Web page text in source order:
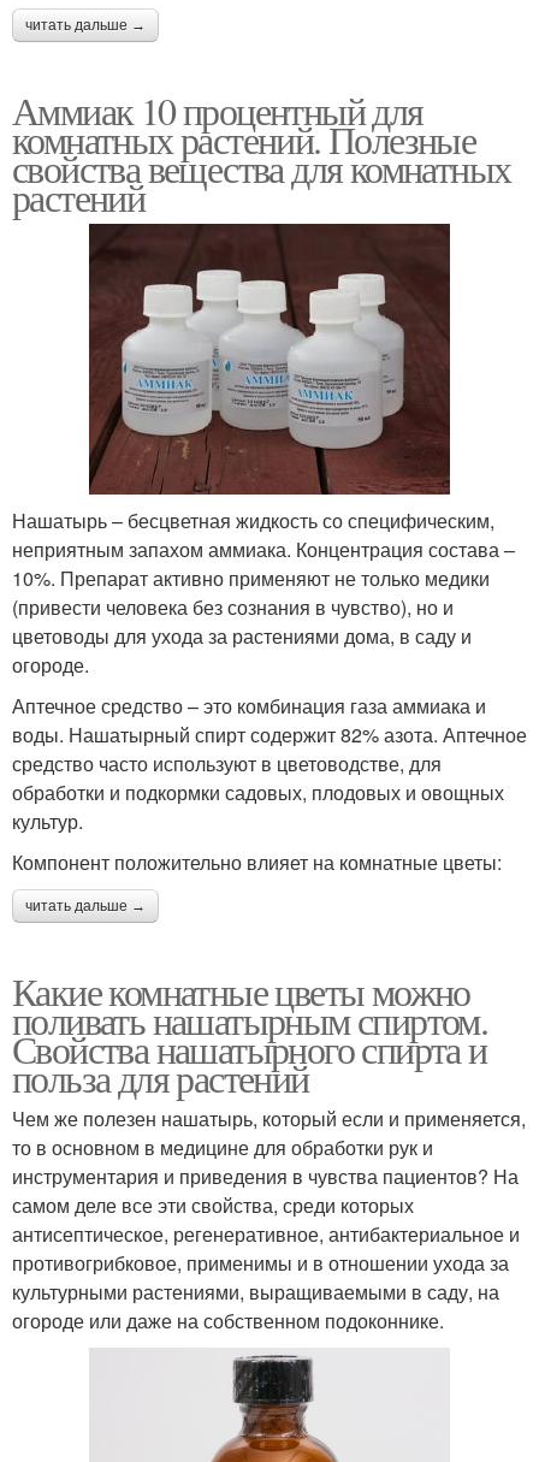
читать дальше →
Аммиак 10 процентный для
комнатных растений. Полезные
свойства вещества для комнатных
растений
Нашатырь – бесцветная жидкость со специфическим,
неприятным запахом аммиака. Концентрация состава –
10%. Препарат активно применяют не только медики
(привести человека без сознания в чувство), но и
цветоводы для ухода за растениями дома, в саду и
огороде.
Аптечное средство – это комбинация газа аммиака и
воды. Нашатырный спирт содержит 82% азота. Аптечное
средство часто используют в цветоводстве, для
обработки и подкормки садовых, плодовых и овощных
культур.
Компонент положительно влияет на комнатные цветы:
читать дальше →
Какие комнатные цветы можно
поливать нашатырным спиртом.
Свойства нашатырного спирта и
польза для растений
Чем же полезен нашатырь, который если и применяется,
то в основном в медицине для обработки рук и
инструментария и приведения в чувства пациентов? На
самом деле все эти свойства, среди которых
антисептическое, регенеративное, антибактериальное и
противогрибковое, применимы и в отношении ухода за
культурными растениями, выращиваемыми в саду, на
огороде или даже на собственном подоконнике.